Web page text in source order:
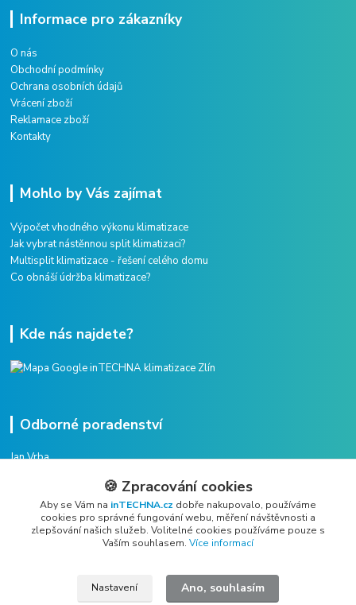
Informace pro zákazníky
O nás
Obchodní podmínky
Ochrana osobních údajů
Vrácení zboží
Reklamace zboží
Kontakty
Mohlo by Vás zajímat
Výpočet vhodného výkonu klimatizace
Jak vybrat nástěnnou split klimatizaci?
Multisplit klimatizace - řešení celého domu
Co obnáší údržba klimatizace?
Kde nás najdete?
Odborné poradenství
Jan Vrba
vrba@intechna.cz
🍪 Zpracování cookies
Aby se Vám na inTECHNA.cz dobře nakupovalo, používáme
cookies pro správné fungování webu, měření návštěvnosti a
zlepšování našich služeb. Volitelné cookies používáme pouze s
Vaším souhlasem. Více informací
Nastavení Ano, souhlasím